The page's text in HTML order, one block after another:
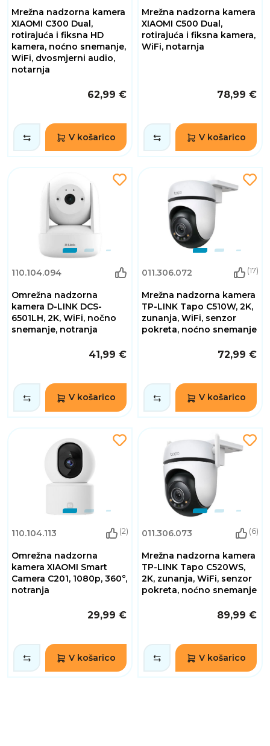
Mrežna nadzorna kamera
XIAOMI C300 Dual,
rotirajuća i fiksna HD
kamera, noćno snemanje,
WiFi, dvosmjerni audio,
notarnja
62,99 €
V košarico
Mrežna nadzorna kamera
XIAOMI C500 Dual,
rotirajuća i fiksna kamera,
WiFi, notarnja
78,99 €
V košarico
110.104.094
Omrežna nadzorna
kamera D-LINK DCS-
6501LH, 2K, WiFi, nočno
snemanje, notranja
41,99 €
V košarico
011.306.072 (17)
Mrežna nadzorna kamera
TP-LINK Tapo C510W, 2K,
zunanja, WiFi, senzor
pokreta, noćno snemanje
72,99 €
V košarico
110.104.113 (2)
Omrežna nadzorna
kamera XIAOMI Smart
Camera C201, 1080p, 360°,
notranja
29,99 €
V košarico
011.306.073 (6)
Mrežna nadzorna kamera
TP-LINK Tapo C520WS,
2K, zunanja, WiFi, senzor
pokreta, noćno snemanje
89,99 €
V košarico